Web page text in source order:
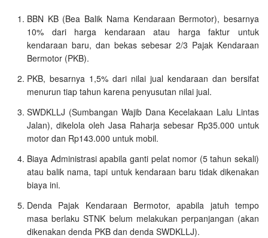
BBN KB (Bea Balik Nama Kendaraan Bermotor), besarnya
10% dari harga kendaraan atau harga faktur untuk
kendaraan baru, dan bekas sebesar 2/3 Pajak Kendaraan
Bermotor (PKB).
PKB, besarnya 1,5% dari nilai jual kendaraan dan bersifat
menurun tiap tahun karena penyusutan nilai jual.
SWDKLLJ (Sumbangan Wajib Dana Kecelakaan Lalu Lintas
Jalan), dikelola oleh Jasa Raharja sebesar Rp35.000 untuk
motor dan Rp143.000 untuk mobil.
Biaya Administrasi apabila ganti pelat nomor (5 tahun sekali)
atau balik nama, tapi untuk kendaraan baru tidak dikenakan
biaya ini.
Denda Pajak Kendaraan Bermotor, apabila jatuh tempo
masa berlaku STNK belum melakukan perpanjangan (akan
dikenakan denda PKB dan denda SWDKLLJ).